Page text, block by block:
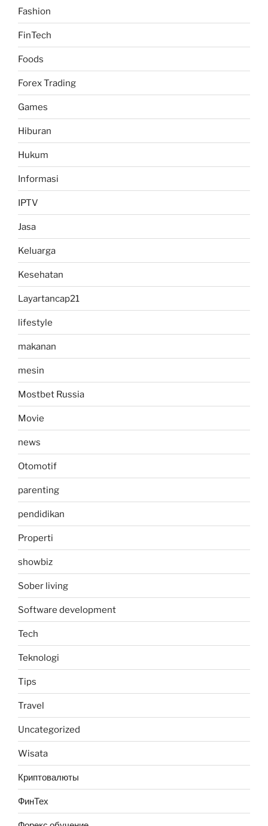
Fashion
FinTech
Foods
Forex Trading
Games
Hiburan
Hukum
Informasi
IPTV
Jasa
Keluarga
Kesehatan
Layartancap21
lifestyle
makanan
mesin
Mostbet Russia
Movie
news
Otomotif
parenting
pendidikan
Properti
showbiz
Sober living
Software development
Tech
Teknologi
Tips
Travel
Uncategorized
Wisata
Криптовалюты
ФинТех